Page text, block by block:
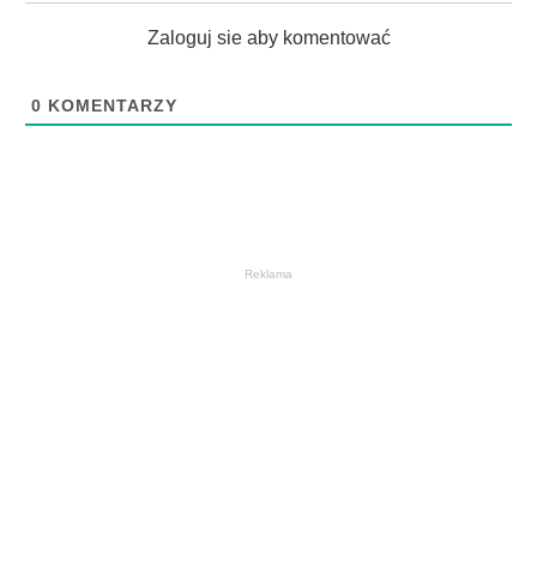
Zaloguj sie aby komentować
0 KOMENTARZY
Reklama